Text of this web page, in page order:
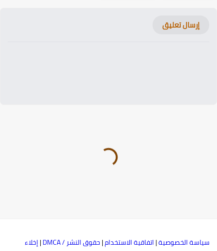
إرسال تعليق
الخصوصية|اتفاقية الاستخدام|حقوق النشر / DMCA |إخلاء